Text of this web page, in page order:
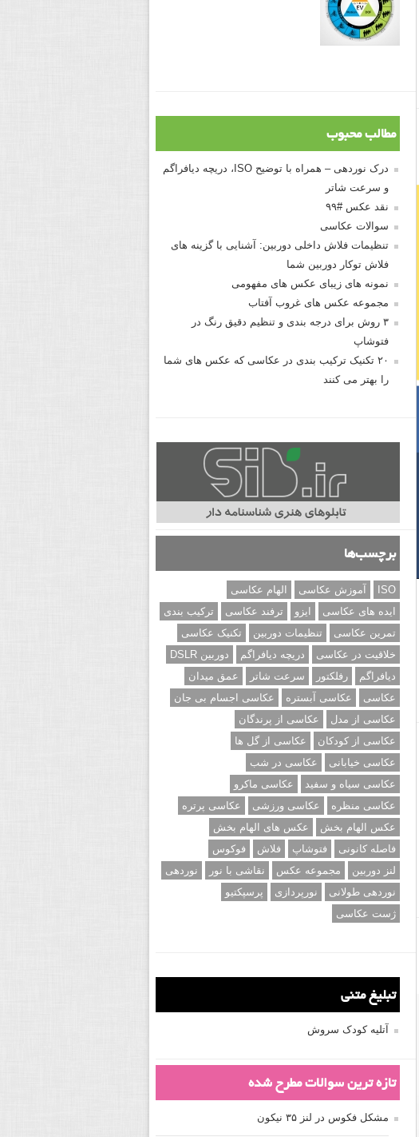
مطالب محبوب
درک نوردهی – همراه با توضیح ISO، دریچه دیافراگم
و سرعت شاتر
نقد عکس #۹۹
سوالات عکاسی
تنظیمات فلاش داخلی دوربین: آشنایی با گزینه های
فلاش توکار دوربین شما
نمونه های زیبای عکس های مفهومی
مجموعه عکس های غروب آفتاب
۳ روش برای درجه بندی و تنظیم دقیق رنگ در
فتوشاپ
۲۰ تکنیک ترکیب بندی در عکاسی که عکس های شما
را بهتر می کنند
برچسب‌ها
ISO آموزش عکاسی
الهام عکاسی
ایده های عکاسی
ایزو ترفند عکاسی
ترکیب بندی
تمرین عکاسی
تنظیمات دوربین
تکنیک عکاسی
خلاقیت در عکاسی
دریچه دیافراگم
دوربین DSLR
دیافراگم
رفلکتور سرعت شاتر
عمق میدان
عکاسی
عکاسی آبستره
عکاسی اجسام بی جان
عکاسی از مدل
عکاسی از پرندگان
عکاسی از کودکان
عکاسی از گل ها
عکاسی خیابانی
عکاسی در شب
عکاسی سیاه و سفید
عکاسی ماکرو
عکاسی منظره
عکاسی ورزشی
عکاسی پرتره
عکس الهام بخش
عکس های الهام بخش
فاصله کانونی
فتوشاپ فلاش
فوکوس
لنز دوربین
مجموعه عکس نقاشی با نور
نوردهی
نوردهی طولانی
نورپردازی
پرسپکتیو
ژست عکاسی
تبلیغ متنی
آتلیه کودک سروش
تازه ترین سوالات مطرح شده
مشکل فکوس در لنز ۳۵ نیکون